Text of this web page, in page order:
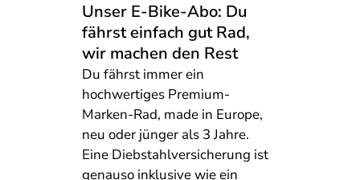
Unser E-Bike-Abo: Du
fährst einfach gut Rad,
wir machen den Rest
Du fährst immer ein
hochwertiges Premium-
Marken-Rad, made in Europe,
neu oder jünger als 3 Jahre.
Eine Diebstahlversicherung ist
genauso inklusive wie ein